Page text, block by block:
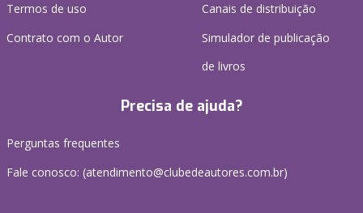
Termos de uso
Contrato com o Autor
Canais de distribuição
Simulador de publicação
de livros
Precisa de ajuda?
Perguntas frequentes
Fale conosco: (atendimento@clubedeautores.com.br)